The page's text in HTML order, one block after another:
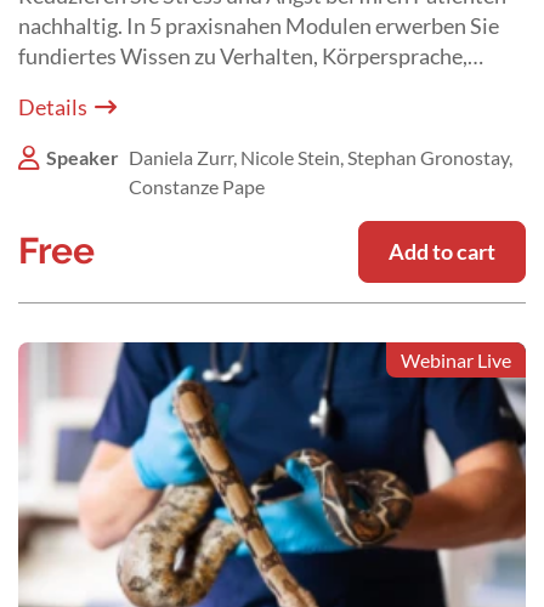
nachhaltig. In 5 praxisnahen Modulen erwerben Sie
fundiertes Wissen zu Verhalten, Körpersprache,
Details
Speaker Daniela Zurr, Nicole Stein, Stephan Gronostay,
Constanze Pape
Free Add to cart
Webinar Live